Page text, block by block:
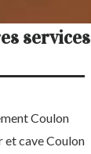
services
Coulon
et cave Coulon